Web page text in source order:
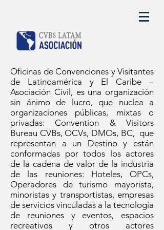
Oficinas de Convenciones y Visitantes
de Latinoamérica y El Caribe –
Asociación Civil, es una organización
sin ánimo de lucro, que nuclea a
organizaciones públicas, mixtas o
privadas: Convention & Visitors
Bureau CVBs, OCVs, DMOs, BC, que
representan a un Destino y están
conformadas por todos los actores
de la cadena de valor de la industria
de las reuniones: Hoteles, OPCs,
Operadores de turismo mayorista,
minoristas y transportistas, empresas
de servicios vinculadas a la tecnología
de reuniones y eventos, espacios
recreativos y otros actores